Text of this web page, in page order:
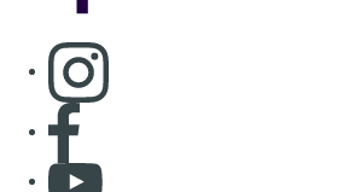
Consulter page Instagram
Consulter page Facebook
Consulter Youtube